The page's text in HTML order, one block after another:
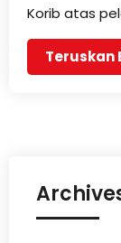
Korib atas
Teruskan